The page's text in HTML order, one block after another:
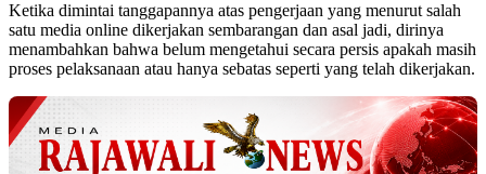
Ketika dimintai tanggapannya atas pengerjaan yang menurut salah
satu media online dikerjakan sembarangan dan asal jadi, dirinya
menambahkan bahwa belum mengetahui secara persis apakah masih
proses pelaksanaan atau hanya sebatas seperti yang telah dikerjakan.